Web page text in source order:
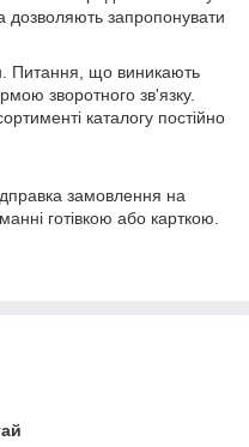
дозволяють запропонувати
Питання, що виникають
зворотного зв'язку.
каталогу постійно
замовлення на
готівкою або карткою.